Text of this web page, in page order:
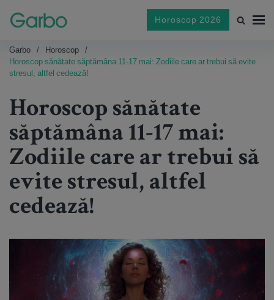
Horoscop 2026
Garbo
Horoscop
Horoscop sănătate săptămâna 11-17 mai: Zodiile care ar trebui să evite
stresul, altfel cedează!
Horoscop sănătate
săptămâna 11-17 mai:
Zodiile care ar trebui să
evite stresul, altfel
cedează!